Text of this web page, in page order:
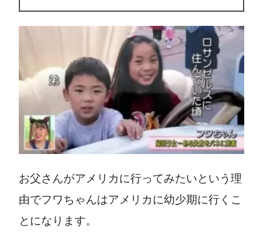
お父さんがアメリカに行ってみたいという理
由でフワちゃんはアメリカに幼少期に行くこ
とになります。